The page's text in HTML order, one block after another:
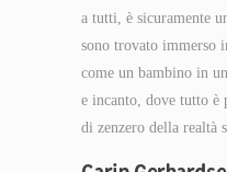
a tutti, è sicuramente
sono trovato immerso
come un bambino in
e incanto, dove tutto è
di zenzero della realtà